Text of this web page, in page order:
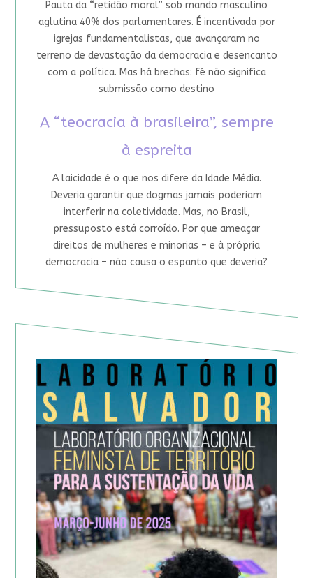
Pauta da “retidão moral” sob mando masculino
aglutina 40% dos parlamentares. É incentivada por
igrejas fundamentalistas, que avançaram no
terreno de devastação da democracia e desencanto
com a política. Mas há brechas: fé não significa
submissão como destino
A “teocracia à brasileira”, sempre
à espreita
A laicidade é o que nos difere da Idade Média.
Deveria garantir que dogmas jamais poderiam
interferir na coletividade. Mas, no Brasil,
pressuposto está corroído. Por que ameaçar
direitos de mulheres e minorias – e à própria
democracia – não causa o espanto que deveria?